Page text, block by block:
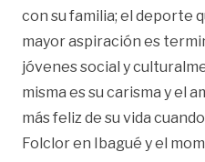
con su familia; el deporte
mayor aspiración es
jóvenes social y
misma es su carisma y el
más feliz de su vida
Folclor en Ibagué y el